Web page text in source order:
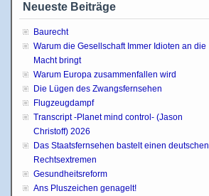
Neueste Beiträge
Baurecht
Warum die Gesellschaft Immer Idioten an die
Macht bringt
Warum Europa zusammenfallen wird
Die Lügen des Zwangsfernsehen
Flugzeugdampf
Transcript -Planet mind control- (Jason
Christoff) 2026
Das Staatsfernsehen bastelt einen deutschen
Rechtsextremen
Gesundheitsreform
Ans Pluszeichen genagelt!